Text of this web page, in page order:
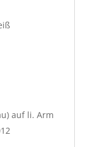
auf li. Arm